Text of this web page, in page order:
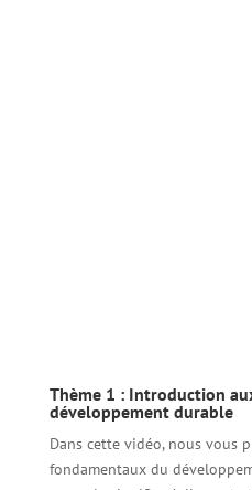
Thème 1 : Introduction
développement durable
Dans cette vidéo, nous vous
fondamentaux du